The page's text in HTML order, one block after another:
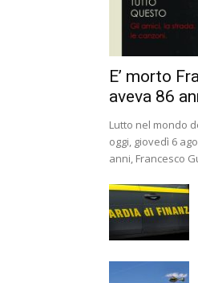
E’ morto
aveva 86
Lutto nel mondo
oggi, giovedì 6
anni, Francesco